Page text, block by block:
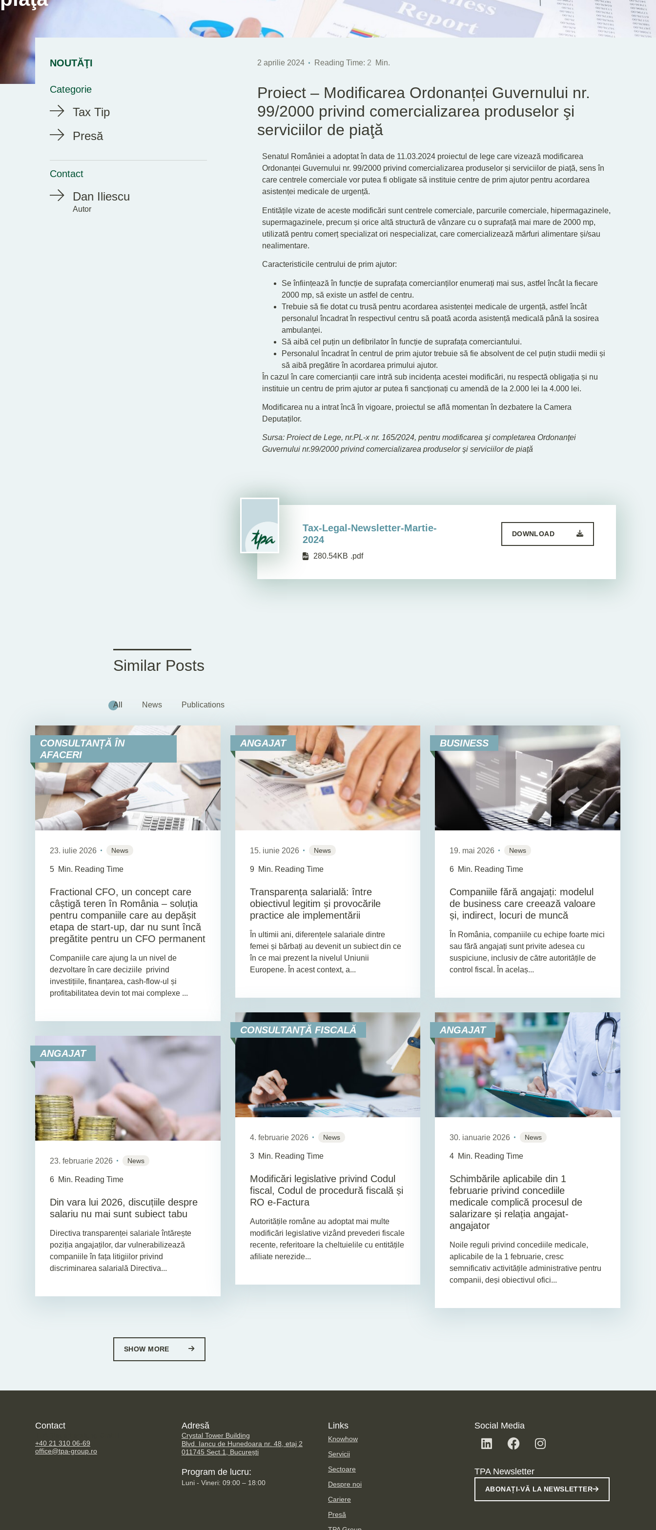
NOUTĂŢI
Categorie
Tax Tip
Presă
Contact
Dan Iliescu
Autor
2 aprilie 2024 Reading Time: 2 Min.
Proiect – Modificarea Ordonanței Guvernului nr.
99/2000 privind comercializarea produselor şi
serviciilor de piaţă
Senatul României a adoptat în data de 11.03.2024 proiectul de lege care vizează modificarea
Ordonanței Guvernului nr. 99/2000 privind comercializarea produselor și serviciilor de piață, sens în
care centrele comerciale vor putea fi obligate să instituie centre de prim ajutor pentru acordarea
asistenței medicale de urgență.
Entitățile vizate de aceste modificări sunt centrele comerciale, parcurile comerciale, hipermagazinele,
supermagazinele, precum și orice altă structură de vânzare cu o suprafață mai mare de 2000 mp,
utilizată pentru comerț specializat ori nespecializat, care comercializează mărfuri alimentare și/sau
nealimentare.
Caracteristicile centrului de prim ajutor:
Se înființează în funcție de suprafața comercianților enumerați mai sus, astfel încât la fiecare
2000 mp, să existe un astfel de centru.
Trebuie să fie dotat cu trusă pentru acordarea asistenței medicale de urgență, astfel încât
personalul încadrat în respectivul centru să poată acorda asistență medicală până la sosirea
ambulanței.
Să aibă cel puțin un defibrilator în funcție de suprafața comerciantului.
Personalul încadrat în centrul de prim ajutor trebuie să fie absolvent de cel puțin studii medii și
să aibă pregătire în acordarea primului ajutor.
În cazul în care comercianții care intră sub incidența acestei modificări, nu respectă obligația și nu
instituie un centru de prim ajutor ar putea fi sancționați cu amendă de la 2.000 lei la 4.000 lei.
Modificarea nu a intrat încă în vigoare, proiectul se află momentan în dezbatere la Camera
Deputaților.
Sursa: Proiect de Lege, nr.PL-x nr. 165/2024, pentru modificarea şi completarea Ordonanţei
Guvernului nr.99/2000 privind comercializarea produselor şi serviciilor de piaţă
Tax-Legal-Newsletter-Martie-
2024
280.54KB .pdf
DOWNLOAD
Similar Posts
All News Publications
CONSULTANȚĂ ÎN
AFACERI
23. iulie 2026 News
5 Min. Reading Time
Fractional CFO, un concept care
câștigă teren în România – soluția
pentru companiile care au depășit
etapa de start-up, dar nu sunt încă
pregătite pentru un CFO permanent
Companiile care ajung la un nivel de
dezvoltare în care deciziile privind
investițiile, finanțarea, cash-flow-ul și
profitabilitatea devin tot mai complexe ...
ANGAJAT
15. iunie 2026 News
9 Min. Reading Time
Transparența salarială: între
obiectivul legitim și provocările
practice ale implementării
În ultimii ani, diferențele salariale dintre
femei și bărbați au devenit un subiect din ce
în ce mai prezent la nivelul Uniunii
Europene. În acest context, a...
BUSINESS
19. mai 2026 News
6 Min. Reading Time
Companiile fără angajați: modelul
de business care creează valoare
și, indirect, locuri de muncă
În România, companiile cu echipe foarte mici
sau fără angajați sunt privite adesea cu
suspiciune, inclusiv de către autoritățile de
control fiscal. În acelaș...
ANGAJAT
23. februarie 2026 News
6 Min. Reading Time
Din vara lui 2026, discuțiile despre
salariu nu mai sunt subiect tabu
Directiva transparenței salariale întărește
poziția angajaților, dar vulnerabilizează
companiile în fața litigiilor privind
discriminarea salarială Directiva...
CONSULTANŢĂ FISCALĂ
4. februarie 2026 News
3 Min. Reading Time
Modificări legislative privind Codul
fiscal, Codul de procedură fiscală și
RO e-Factura
Autoritățile române au adoptat mai multe
modificări legislative vizând prevederi fiscale
recente, referitoare la cheltuielile cu entitățile
afiliate nerezide...
ANGAJAT
30. ianuarie 2026 News
4 Min. Reading Time
Schimbările aplicabile din 1
februarie privind concediile
medicale complică procesul de
salarizare și relația angajat-
angajator
Noile reguli privind concediile medicale,
aplicabile de la 1 februarie, cresc
semnificativ activitățile administrative pentru
companii, deși obiectivul ofici...
SHOW MORE
Contact
+40 21 310 06-69
office@tpa-group.ro
Adresă
Crystal Tower Building
Blvd. Iancu de Hunedoara nr. 48, etaj 2
011745 Sect.1, București
Program de lucru:
Luni - Vineri: 09:00 – 18:00
Links
Knowhow
Servicii
Sectoare
Despre noi
Cariere
Presă
Social Media
TPA Newsletter
ABONAȚI-VĂ LA NEWSLETTER